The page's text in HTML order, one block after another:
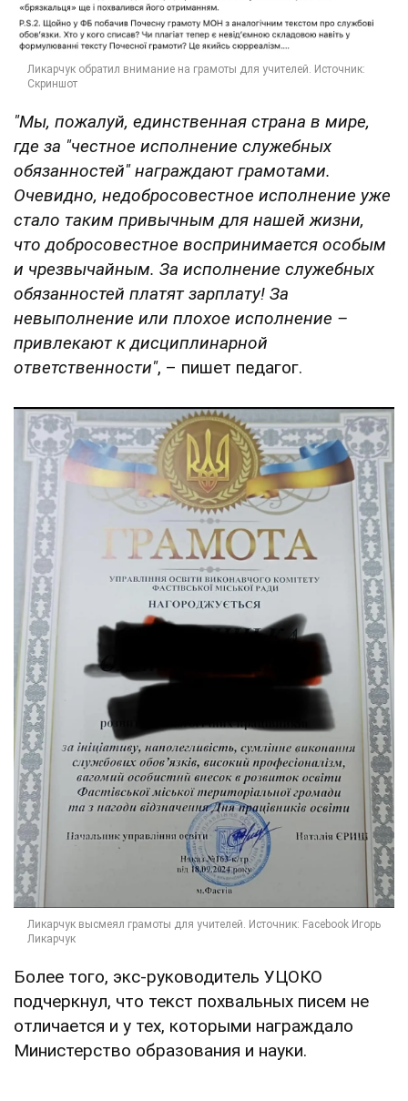
"Мы, пожалуй, единственная страна в мире,
где за "честное исполнение служебных
обязанностей" награждают грамотами.
Очевидно, недобросовестное исполнение уже
стало таким привычным для нашей жизни,
что добросовестное воспринимается особым
и чрезвычайным. За исполнение служебных
обязанностей платят зарплату! За
невыполнение или плохое исполнение –
привлекают к дисциплинарной
ответственности", – пишет педагог.
Более того, экс-руководитель УЦОКО
подчеркнул, что текст похвальных писем не
отличается и у тех, которыми награждало
Министерство образования и науки.